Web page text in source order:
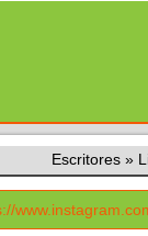
Escritores »